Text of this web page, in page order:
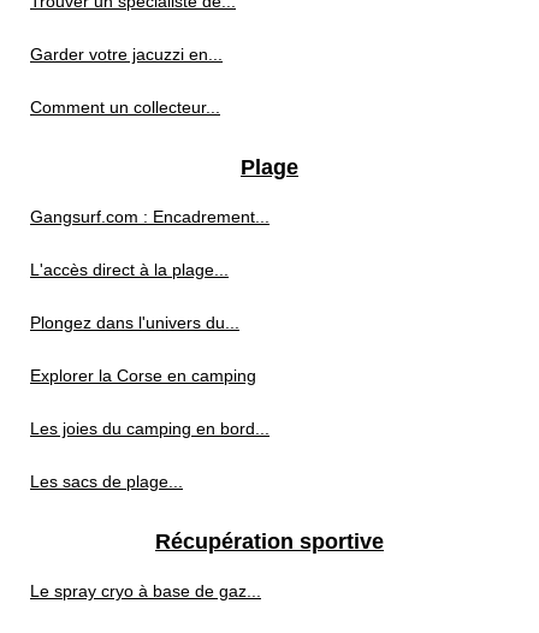
Garder votre jacuzzi en...
Comment un collecteur...
Plage
Gangsurf.com : Encadrement...
L'accès direct à la plage...
Plongez dans l'univers du...
Explorer la Corse en camping
Les joies du camping en bord...
Les sacs de plage...
Récupération sportive
Le spray cryo à base de gaz...